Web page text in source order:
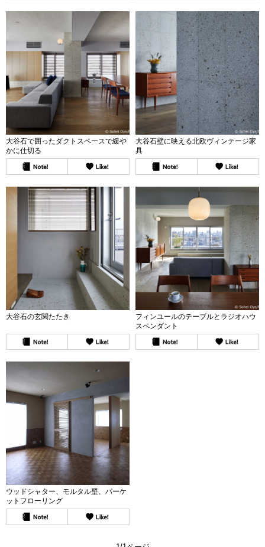
大谷石で囲ったダクトスペースで緩や
かに仕切る
大谷石壁に映える北欧ヴィンテージ家
具
大谷石の玄関たたき
フィンユールのテーブルとラジオハウ
スペンダント
ウッドシャター、モルタル壁、パーケ
ットフローリング